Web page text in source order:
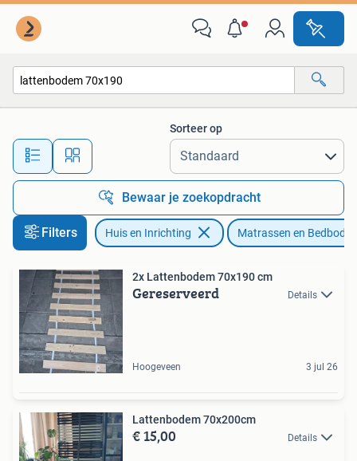
Alle afstanden…
Sorteer op
Bewaar je zoekopdracht
Filters Huis en Inrichting Matrassen en
2x Lattenbodem 70x190 cm
Gereserveerd Details
Hoogeveen 3 jul 26
Lattenbodem 70x200cm
€ 15,00 Details